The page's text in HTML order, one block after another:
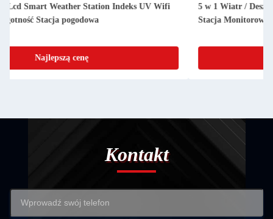
5 w 1 Wiatr / Deszcz / Inteligentna Stacja Meteorologiczna /
Stacja Monitorowania Pogody / Faza Księżyca
Kontakt